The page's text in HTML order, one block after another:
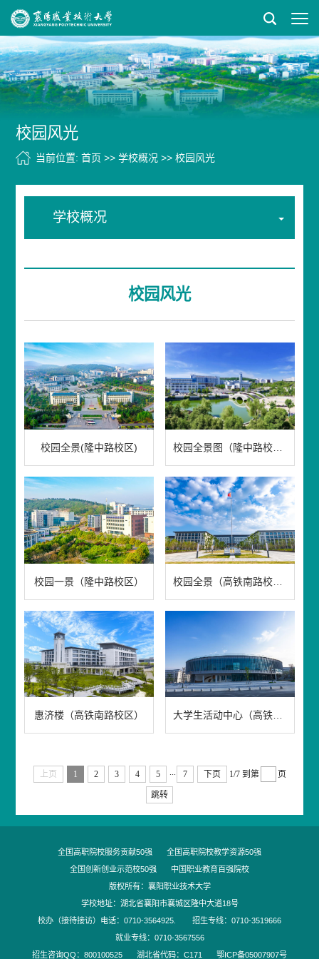
校园风光
当前位置:首页 >>学校概况 >>校园风光
学校概况
校园风光
校园全景(隆中路校区)
校园一景（隆中路校区）
惠济楼（高铁南路校区） 大学生活动中心（高铁南路校区）
上页 1 2 3 4 5 7 下页 1/7 到第 页
跳转
全国高职院校服务贡献50强
全国高职院校教学资源50强
全国创新创业示范校50强
中国职业教育百强院校
版权所有：襄阳职业技术大学
学校地址：湖北省襄阳市襄城区隆中大道18号
校办（接待接访）电话：0710-3564925
招生专线：0710-3519666
就业专线：0710-3567556
招生咨询QQ：800100525
湖北省代码：C171 鄂ICP备05007907号